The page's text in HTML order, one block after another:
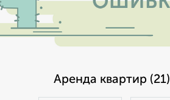
Аренда квартир (21)